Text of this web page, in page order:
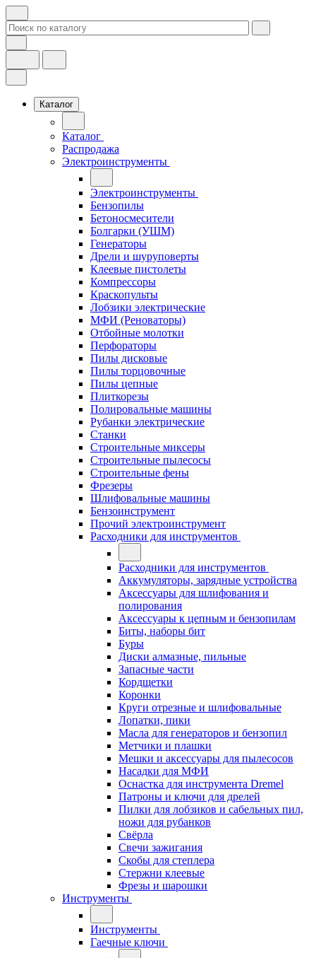
Каталог
Каталог
Распродажа
Электроинструменты
Электроинструменты
Бензопилы
Бетоносмесители
Болгарки (УШМ)
Генераторы
Дрели и шуруповерты
Клеевые пистолеты
Компрессоры
Краскопульты
Лобзики электрические
МФИ (Реноваторы)
Отбойные молотки
Перфораторы
Пилы дисковые
Пилы торцовочные
Пилы цепные
Плиткорезы
Полировальные машины
Рубанки электрические
Станки
Строительные миксеры
Строительные пылесосы
Строительные фены
Фрезеры
Шлифовальные машины
Бензоинструмент
Прочий электроинструмент
Расходники для инструментов
Расходники для инструментов
Аккумуляторы, зарядные устройства
Аксессуары для шлифования и
полирования
Аксессуары к цепным и бензопилам
Биты, наборы бит
Буры
Диски алмазные, пильные
Запасные части
Кордщетки
Коронки
Круги отрезные и шлифовальные
Лопатки, пики
Масла для генераторов и бензопил
Метчики и плашки
Мешки и аксессуары для пылесосов
Насадки для МФИ
Оснастка для инструмента Dremel
Патроны и ключи для дрелей
Пилки для лобзиков и сабельных пил,
ножи для рубанков
Свёрла
Свечи зажигания
Скобы для степлера
Стержни клеевые
Фрезы и шарошки
Инструменты
Инструменты
Гаечные ключи